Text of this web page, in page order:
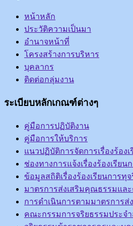
หน้าหลัก
ประวัติความเป็นมา
อำนาจหน้าที่
โครงสร้างการบริหาร
บุคลากร
ติดต่อกลุ่มงาน
ระเบียบหลักเกณฑ์ต่างๆ
คู่มือการปฏิบัติงาน
คู่มือการให้บริการ
แนวปฏิบัติการจัดการเรื่องร้อ
ช่องทางการแจ้งเรื่องร้องเรีย
ข้อมูลสถิติเรื่องร้องเรียนการทุ
มาตรการส่งเสริมคุณธรรมแล
การดำเนินการตามมาตรการ
คณะกรรมการจริยธรรมประจ